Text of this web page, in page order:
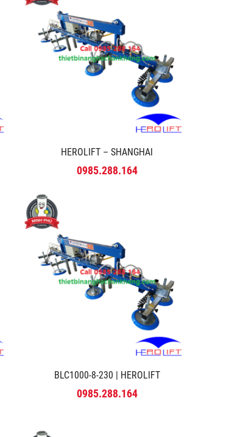
HEROLIFT – SHANGHAI
0985.288.164
BLC1000-8-230 | HEROLIFT
0985.288.164